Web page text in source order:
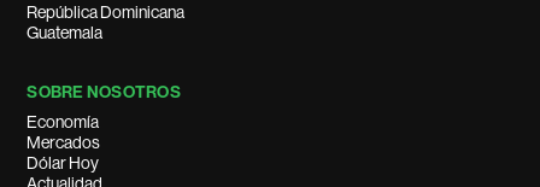
República Dominicana
Guatemala
SOBRE NOSOTROS
Economía
Mercados
Dólar Hoy